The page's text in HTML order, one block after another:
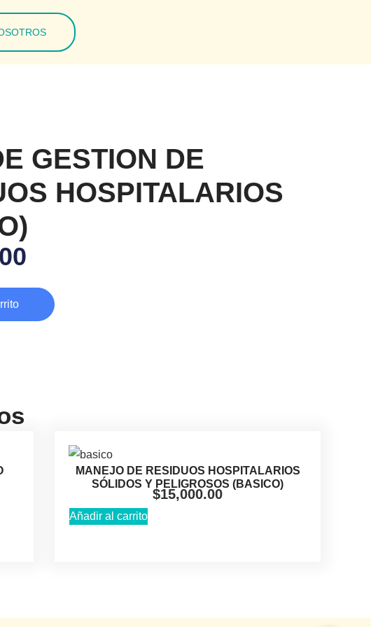
GESTION DE
HOSPITALARIOS
MANEJO DE RESIDUOS HOSPITALARIOS
SÓLIDOS Y PELIGROSOS (BASICO)
$15,000.00
Añadir al carrito